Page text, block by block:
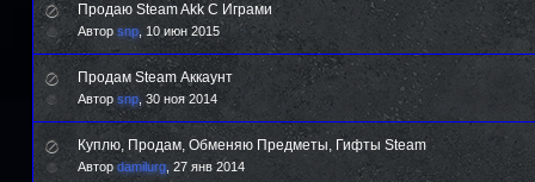
Продаю Steam Akk С Играми
Автор snp, 10 июн 2015
Продам Steam Аккаунт
Авторsnp, 30 ноя 2014
Куплю, Продам, Обменяю Предметы, Гифты Steam
Авторdamilurg, 27 янв 2014